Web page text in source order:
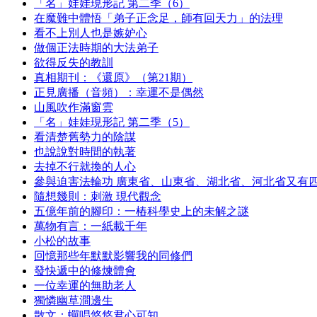
「名」娃娃現形記 第二季（6）
在魔難中體悟「弟子正念足，師有回天力」的法理
看不上別人也是嫉妒心
做個正法時期的大法弟子
欲得反失的教訓
真相期刊：《還原》（第21期）
正見廣播（音頻）：幸運不是偶然
山風吹作滿窗雲
「名」娃娃現形記 第二季（5）
看清楚舊勢力的陰謀
也說說對時間的執著
去掉不行就換的人心
參與迫害法輪功 廣東省、山東省、湖北省、河北省又有
隨想幾則：刺激 現代觀念
五億年前的腳印：一樁科學史上的未解之謎
萬物有言：一紙載千年
小松的故事
回憶那些年默默影響我的同修們
發快遞中的修煉體會
一位幸運的無助老人
獨憐幽草澗邊生